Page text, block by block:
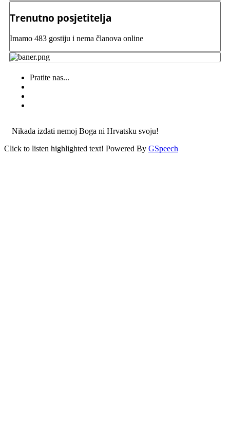
Trenutno posjetitelja
Imamo 483 gostiju i nema članova online
Pratite nas...
Nikada izdati nemoj Boga ni Hrvatsku svoju!
Click to listen highlighted text! Powered By GSpeech